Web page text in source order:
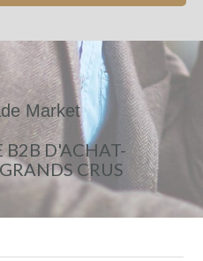
Market
B2B D'ACHAT-
CRUS